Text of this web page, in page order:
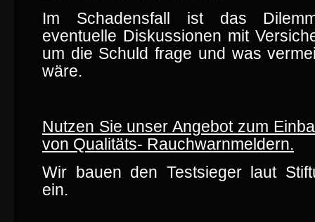
Im Schadensfall ist das
eventuelle Diskussionen mit
um die Schuld frage und was
wäre.
Nutzen Sie unser Angebot zum
von Qualitäts- Rauchwarnmeldern.
Wir bauen den Testsieger laut
ein.